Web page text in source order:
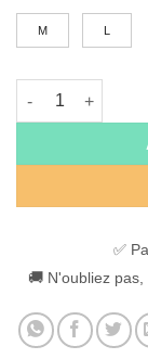
M L
✅
🚚 N'oubliez